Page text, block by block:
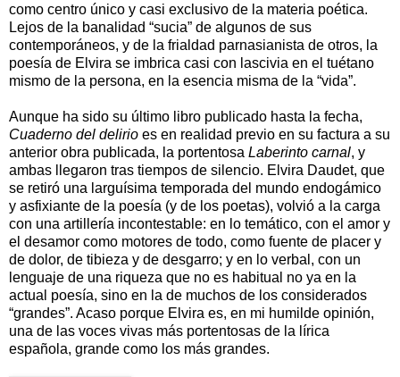
como centro único y casi exclusivo de la materia poética.
Lejos de la banalidad “sucia” de algunos de sus
contemporáneos, y de la frialdad parnasianista de otros, la
poesía de Elvira se imbrica casi con lascivia en el tuétano
mismo de la persona, en la esencia misma de la “vida”.
Aunque ha sido su último libro publicado hasta la fecha,
Cuaderno del delirio es en realidad previo en su factura a su
anterior obra publicada, la portentosa Laberinto carnal, y
ambas llegaron tras tiempos de silencio. Elvira Daudet, que
se retiró una larguísima temporada del mundo endogámico
y asfixiante de la poesía (y de los poetas), volvió a la carga
con una artillería incontestable: en lo temático, con el amor y
el desamor como motores de todo, como fuente de placer y
de dolor, de tibieza y de desgarro; y en lo verbal, con un
lenguaje de una riqueza que no es habitual no ya en la
actual poesía, sino en la de muchos de los considerados
“grandes”. Acaso porque Elvira es, en mi humilde opinión,
una de las voces vivas más portentosas de la lírica
española, grande como los más grandes.